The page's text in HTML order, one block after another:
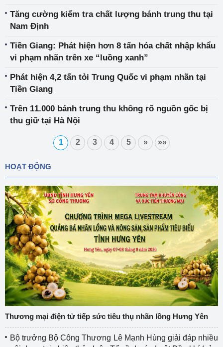
Tăng cường kiểm tra chất lượng bánh trung thu tại
Nam Định
Tiền Giang: Phát hiện hơn 8 tấn hóa chất nhập khẩu
vi phạm nhãn trên xe “luồng xanh”
Phát hiện 4,2 tấn tỏi Trung Quốc vi phạm nhãn tại
Tiền Giang
Trên 11.000 bánh trung thu không rõ nguồn gốc bị
thu giữ tại Hà Nội
1 2 3 4 5 » »»
HOẠT ĐỘNG
Thương mại điện tử tiếp sức tiêu thụ nhãn lồng Hưng Yên
Bộ trưởng Bộ Công Thương Lê Mạnh Hùng giải đáp nhiều